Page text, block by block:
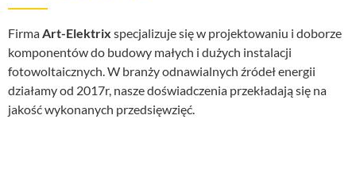
FirmaArt-Elektrix specjalizuje się w projektowaniu i doborze
komponentów do budowy małych i dużych instalacji
fotowoltaicznych. W branży odnawialnych źródeł energii
działamy od 2017r, nasze doświadczenia przekładają się na
jakość wykonanych przedsięwzięć.